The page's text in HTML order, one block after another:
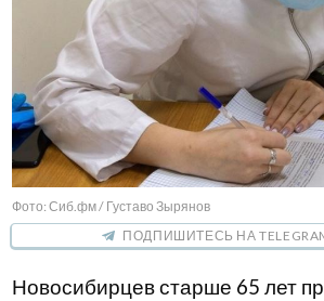
Фото: Сиб.фм / Густаво Зырянов
ПОДПИШИТЕСЬ НА
Новосибирцев старше 65 лет